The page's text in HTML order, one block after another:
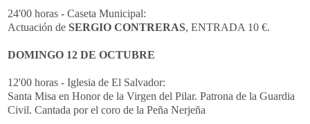
24'00 horas - Caseta Municipal:
Actuación de SERGIO CONTRERAS, ENTRADA 10 €.
DOMINGO 12 DE OCTUBRE
12'00 horas - Iglesia de El Salvador:
Santa Misa en Honor de la Virgen del Pilar. Patrona de la Guardia
Civil. Cantada por el coro de la Peña Nerjeña